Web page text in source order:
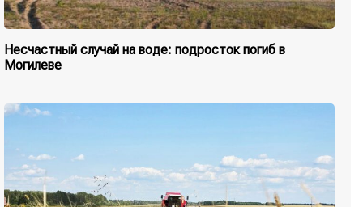
Несчастный случай на воде: подросток погиб в
Могилеве